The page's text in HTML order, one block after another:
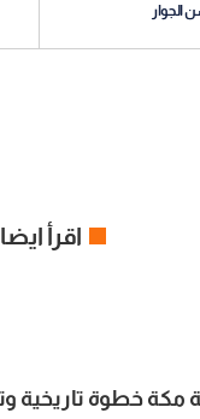
الجوار
اقرأ
مكة خطوة